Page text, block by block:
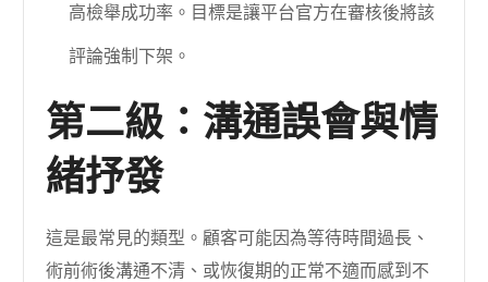
高檢舉成功率。目標是讓平台官方在審核後將該
評論強制下架。
第二級：溝通誤會與情
緒抒發
這是最常見的類型。顧客可能因為等待時間過長、
術前術後溝通不清、或恢復期的正常不適而感到不